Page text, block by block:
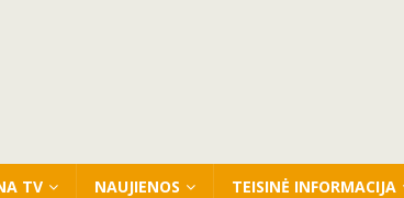
TV NAUJIENOS TEISINĖ INFORMACIJA